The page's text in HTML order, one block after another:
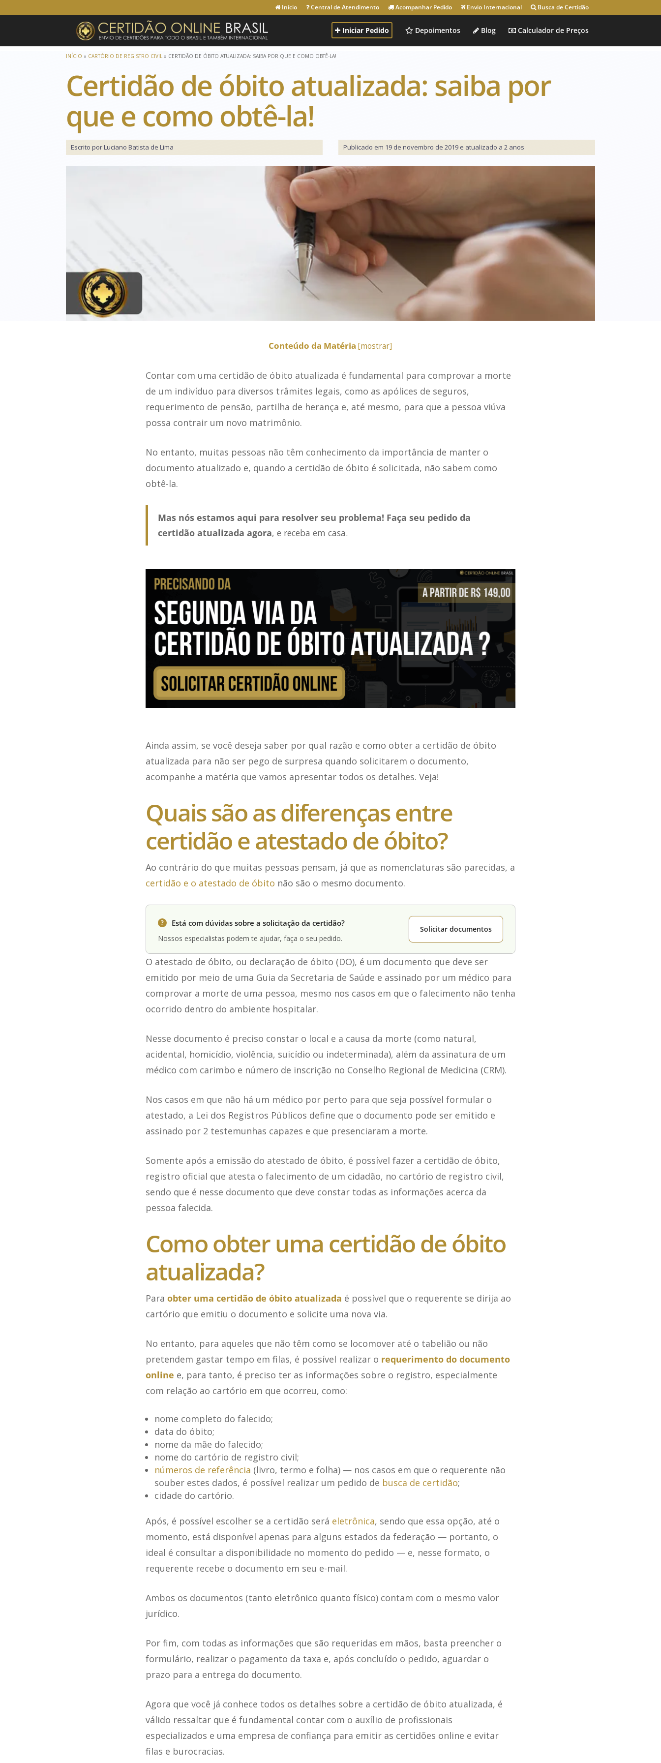
Início Central de Atendimento Acompanhar Pedido Envio Internacional Busca de Certidão
Iniciar Pedido Depoimentos Blog Calculador de Preços
INÍCIO » CARTÓRIO DE REGISTRO CIVIL » CERTIDÃO DE ÓBITO ATUALIZADA: SAIBA POR QUE E COMO OBTÊ-LA!
Certidão de óbito atualizada: saiba por
que e como obtê-la!
Escrito por Luciano Batista de Lima Publicado em 19 de novembro de 2019 e atualizado a 2 anos
Conteúdo da Matéria [mostrar]
Contar com uma certidão de óbito atualizada é fundamental para comprovar a morte
de um indivíduo para diversos trâmites legais, como as apólices de seguros,
requerimento de pensão, partilha de herança e, até mesmo, para que a pessoa viúva
possa contrair um novo matrimônio.
No entanto, muitas pessoas não têm conhecimento da importância de manter o
documento atualizado e, quando a certidão de óbito é solicitada, não sabem como
obtê-la.
Mas nós estamos aqui para resolver seu problema! Faça seu pedido da
certidão atualizada agora, e receba em casa.
Ainda assim, se você deseja saber por qual razão e como obter a certidão de óbito
atualizada para não ser pego de surpresa quando solicitarem o documento,
acompanhe a matéria que vamos apresentar todos os detalhes. Veja!
Quais são as diferenças entre
certidão e atestado de óbito?
Ao contrário do que muitas pessoas pensam, já que as nomenclaturas são parecidas, a
certidão e o atestado de óbito não são o mesmo documento.
? Está com dúvidas sobre a solicitação da certidão?
Nossos especialistas podem te ajudar, faça o seu pedido.
Solicitar documentos
O atestado de óbito, ou declaração de óbito (DO), é um documento que deve ser
emitido por meio de uma Guia da Secretaria de Saúde e assinado por um médico para
comprovar a morte de uma pessoa, mesmo nos casos em que o falecimento não tenha
ocorrido dentro do ambiente hospitalar.
Nesse documento é preciso constar o local e a causa da morte (como natural,
acidental, homicídio, violência, suicídio ou indeterminada), além da assinatura de um
médico com carimbo e número de inscrição no Conselho Regional de Medicina (CRM).
Nos casos em que não há um médico por perto para que seja possível formular o
atestado, a Lei dos Registros Públicos define que o documento pode ser emitido e
assinado por 2 testemunhas capazes e que presenciaram a morte.
Somente após a emissão do atestado de óbito, é possível fazer a certidão de óbito,
registro oficial que atesta o falecimento de um cidadão, no cartório de registro civil,
sendo que é nesse documento que deve constar todas as informações acerca da
pessoa falecida.
Como obter uma certidão de óbito
atualizada?
Para obter uma certidão de óbito atualizada é possível que o requerente se dirija ao
cartório que emitiu o documento e solicite uma nova via.
No entanto, para aqueles que não têm como se locomover até o tabelião ou não
pretendem gastar tempo em filas, é possível realizar o requerimento do documento
online e, para tanto, é preciso ter as informações sobre o registro, especialmente
com relação ao cartório em que ocorreu, como:
nome completo do falecido;
data do óbito;
nome da mãe do falecido;
nome do cartório de registro civil;
números de referência (livro, termo e folha) — nos casos em que o requerente não
souber estes dados, é possível realizar um pedido de busca de certidão;
cidade do cartório.
Após, é possível escolher se a certidão será eletrônica, sendo que essa opção, até o
momento, está disponível apenas para alguns estados da federação — portanto, o
ideal é consultar a disponibilidade no momento do pedido — e, nesse formato, o
requerente recebe o documento em seu e-mail.
Ambos os documentos (tanto eletrônico quanto físico) contam com o mesmo valor
jurídico.
Por fim, com todas as informações que são requeridas em mãos, basta preencher o
formulário, realizar o pagamento da taxa e, após concluído o pedido, aguardar o
prazo para a entrega do documento.
Agora que você já conhece todos os detalhes sobre a certidão de óbito atualizada, é
válido ressaltar que é fundamental contar com o auxílio de profissionais
especializados e uma empresa de confiança para emitir as certidões online e evitar
filas e burocracias.